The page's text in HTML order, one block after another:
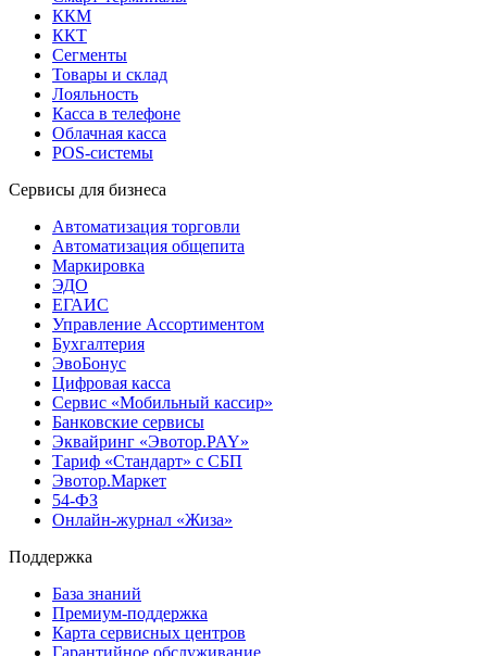
ККМ
ККТ
Сегменты
Товары и склад
Лояльность
Касса в телефоне
Облачная касса
POS-системы
Сервисы для бизнеса
Автоматизация торговли
Автоматизация общепита
Маркировка
ЭДО
ЕГАИС
Управление Ассортиментом
Бухгалтерия
ЭвоБонус
Цифровая касса
Сервис «Мобильный кассир»
Банковские сервисы
Эквайринг «Эвотор.PAY»
Тариф «Стандарт» с СБП
Эвотор.Маркет
54-ФЗ
Онлайн-журнал «Жиза»
Поддержка
База знаний
Премиум-поддержка
Карта сервисных центров
Гарантийное обслуживание